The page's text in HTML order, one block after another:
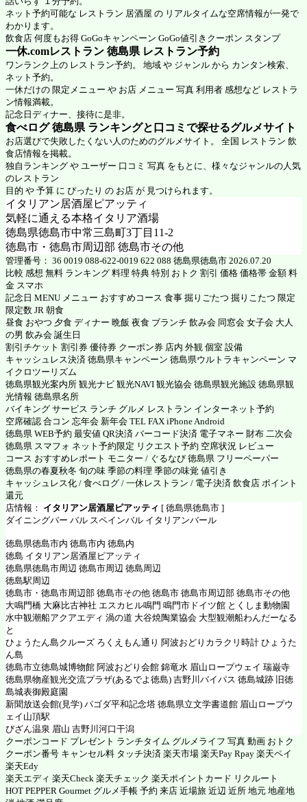
ネット予約可能な レストラン 居酒屋 の リアルタイムな空席情報が一発で
わかります。
飲食店 何度もお得 GoGoキャンペーン GoGo値引きクーポン スタンプ
一休.comレストラン 徳島県 レストラン予約
ワンランク上の レストラン予約。 地域 や ジャンル から カンタン検索、
ネット予約。
一休だけの 限定メニュー や お店 メニュー 写真 利用者 感想など レストラ
ン情報満載。
記念日ディナー、接待に是非。
食べログ 徳島県 ランキングと口コミで探せるグルメサイト
お店選びで失敗したくない人のためのグルメサイト。 全国 レストラン 飲
食店情報を掲載。
独自ランキング や ユーザー 口コミ 写真 をもとに、様々なジャンルの人気
のレストラン
目的 や 予算 に ぴったり の お店 が 見つけられます。
イタリアン居酒屋ピアッティ
気軽に通える本格イタリア酒場
徳島県徳島市中常三島町3丁目11-2
徳島市・徳島市周辺部 徳島市その他
管理番号： 36 0019 088-622-0019 622 088 徳島県徳島市 2026.07.20
比較 感想 無料 ランキング 料理 特典 特別 おトク 割引 価格 価格帯 金額 料
金 スマホ
記念日 MENU メニュー おすすめコース 食事 掘りごたつ 掘りこたつ 限定
限定数 JR 朝食
昼食 おやつ 夕食 ディナー 晩飯 夜食 ブランチ 飲み会 同窓会 女子会 大人
の男 飲み会 誕生日
割引チケット 割引券 優待券 クーポン券 店内 外観 個室 設備
キャッシュレス決済 徳島県キャンペーン 徳島県ウルトラキャンペーン マ
イクロツーリズム
徳島県観光案内所 観光ナビ 観光NAVI 観光協会 徳島県観光施設 徳島県観
光情報 徳島県名所
バイキング サービス ランチ グルメ レストラン インターネット予約
空席確認 合コン 忘年会 新年会 TEL FAX iPhone Android
徳島県 WEB予約 最安値 QR決済 バーコード決済 電子マネー 財布 二次会
徳島県 スマフォ ネット予約限定 リクエスト予約 空席状況 レビュー
コース おすすめレポート モニター / ぐるなび 徳島県 フリーペーパー
徳島県の春夏秋冬 旬の味 季節の料理 季節の味覚 値引き
キャッシュレス化 / 食べログ / 一休レストラン / 電子決済 飲食店 ポイント
還元
店情報： イタリアン居酒屋ピアッティ [ 徳島県徳島市 ]
ダイニングバー バル スペインバル イタリアンバール
徳島県徳島市内 徳島市内 徳島内
徳島 イタリアン居酒屋ピアッティ
徳島県徳島市周辺 徳島市周辺 徳島周辺
徳島駅周辺
徳島市・徳島市周辺部 徳島市その他 徳島市 徳島市周辺部 徳島市その他
大鳴門橋 大麻比古神社 エスカヒル鳴門 鳴門市ドイツ館 とくしま動物園
水中観潮船アクアエディ 渦の道 大谷焼陶業協会 大型観潮船わんだーなる
と
ひょうたん島クルーズ ろくえもん通り 阿波おどりカラクリ時計 ひょうた
ん島
徳島市立徳島城博物館 阿波おどり会館 錦竜水 眉山ロープウェイ 瑞巌寺
徳島県物産観光交流プラザ(あるでよ徳島) 吉野川バイパス 徳島城跡 旧徳
島城表御殿庭園
新聞放送会館(見学) パゴダ平和記念塔 徳島県立文学書道館 眉山ロープウ
ェイ山頂駅
びざん温泉 眉山 吉野川河口干潟
クーポンコード プレゼント ランチタイム グルメライフ 写真 動画 おトク
クーポン番号 キャンセル料 タッチ決済 楽天市場 楽天Pay Rpay 楽天ペイ
楽天Edy
楽天エディ 楽天Check 楽天チェック 楽天ポイントカード リクルート
HOT PEPPER Gourmet グルメ手帳 予約 来店 近場旅 近辺 近所 地元 地産地